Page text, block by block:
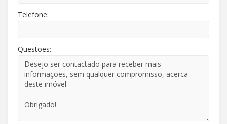
Telefone:
Questões: